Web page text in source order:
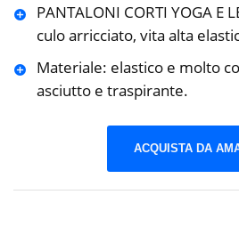
PANTALONI CORTI YOGA E
culo arricciato, vita alta
Materiale: elastico e molto
asciutto e traspirante.
ACQUISTA DA